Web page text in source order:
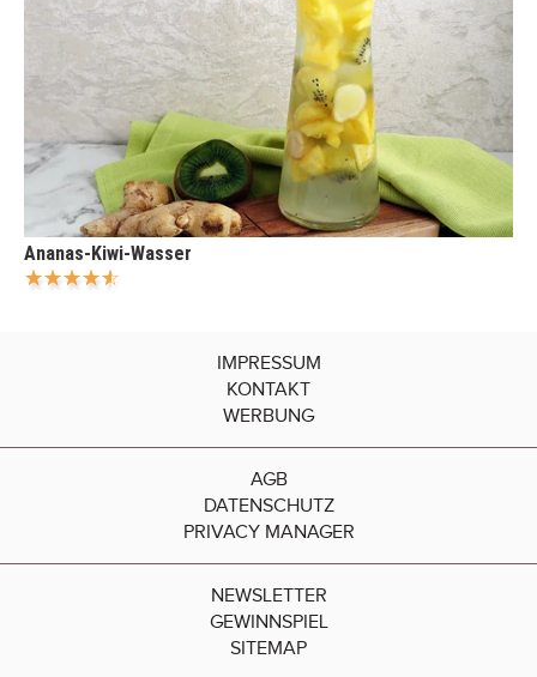
Ananas-Kiwi-Wasser
IMPRESSUM
KONTAKT
WERBUNG
AGB
DATENSCHUTZ
PRIVACY MANAGER
NEWSLETTER
GEWINNSPIEL
SITEMAP